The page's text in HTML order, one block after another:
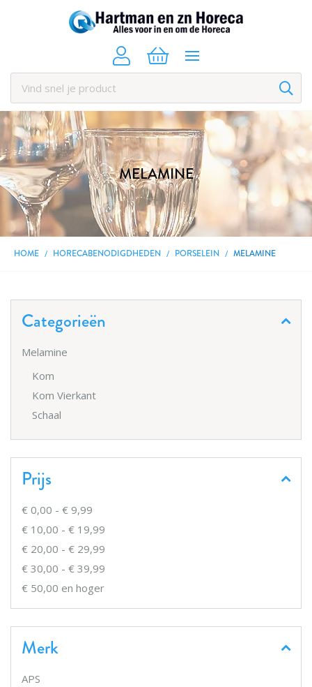
MELAMINE
HOME HORECABENODIGDHEDEN PORSELEIN MELAMINE
Categorieën
Melamine
Kom
Kom Vierkant
Schaal
Prijs
€ 0,00 - € 9,99
€ 10,00 - € 19,99
€ 20,00 - € 29,99
€ 30,00 - € 39,99
€ 50,00 en hoger
Merk
APS